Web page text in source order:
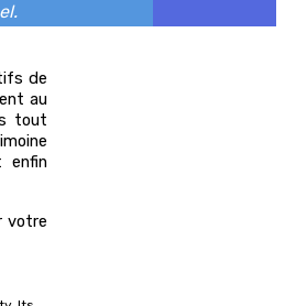
de
au
tout
enfin
votre